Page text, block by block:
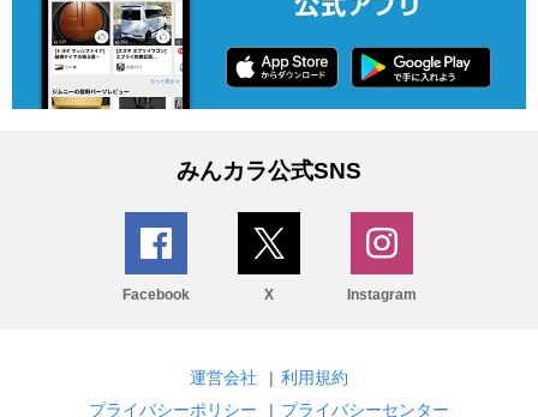
みんカラ公式SNS
Facebook X Instagram
運営会社 | 利用規約
プライバシーポリシー
| プライバシーセンター